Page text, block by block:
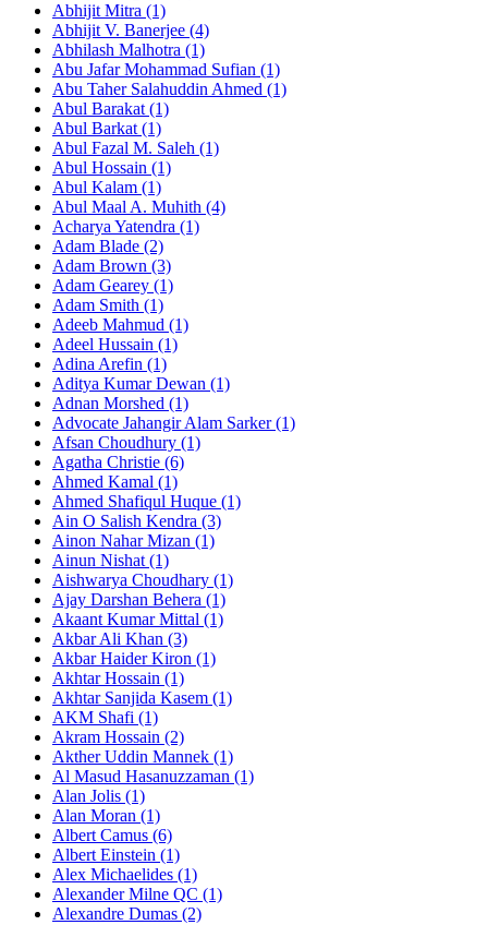
Abhijit Mitra (1)
Abhijit V. Banerjee (4)
Abhilash Malhotra (1)
Abu Jafar Mohammad Sufian (1)
Abu Taher Salahuddin Ahmed (1)
Abul Barakat (1)
Abul Barkat (1)
Abul Fazal M. Saleh (1)
Abul Hossain (1)
Abul Kalam (1)
Abul Maal A. Muhith (4)
Acharya Yatendra (1)
Adam Blade (2)
Adam Brown (3)
Adam Gearey (1)
Adam Smith (1)
Adeeb Mahmud (1)
Adeel Hussain (1)
Adina Arefin (1)
Aditya Kumar Dewan (1)
Adnan Morshed (1)
Advocate Jahangir Alam Sarker (1)
Afsan Choudhury (1)
Agatha Christie (6)
Ahmed Kamal (1)
Ahmed Shafiqul Huque (1)
Ain O Salish Kendra (3)
Ainon Nahar Mizan (1)
Ainun Nishat (1)
Aishwarya Choudhary (1)
Ajay Darshan Behera (1)
Akaant Kumar Mittal (1)
Akbar Ali Khan (3)
Akbar Haider Kiron (1)
Akhtar Hossain (1)
Akhtar Sanjida Kasem (1)
AKM Shafi (1)
Akram Hossain (2)
Akther Uddin Mannek (1)
Al Masud Hasanuzzaman (1)
Alan Jolis (1)
Alan Moran (1)
Albert Camus (6)
Albert Einstein (1)
Alex Michaelides (1)
Alexander Milne QC (1)
Alexandre Dumas (2)